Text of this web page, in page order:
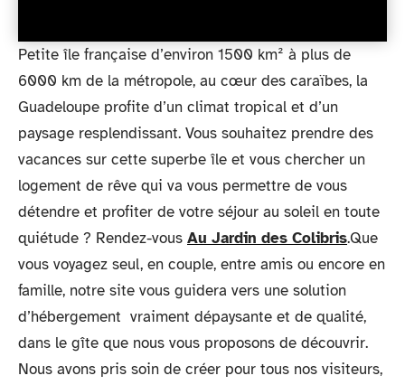
Petite île française d’environ 1500 km² à plus de
6000 km de la métropole, au cœur des caraïbes, la
Guadeloupe profite d’un climat tropical et d’un
paysage resplendissant. Vous souhaitez prendre des
vacances sur cette superbe île et vous chercher un
logement de rêve qui va vous permettre de vous
détendre et profiter de votre séjour au soleil en toute
quiétude ? Rendez-vous Au Jardin des Colibris.Que
vous voyagez seul, en couple, entre amis ou encore en
famille, notre site vous guidera vers une solution
d’hébergement vraiment dépaysante et de qualité,
dans le gîte que nous vous proposons de découvrir.
Nous avons pris soin de créer pour tous nos visiteurs,